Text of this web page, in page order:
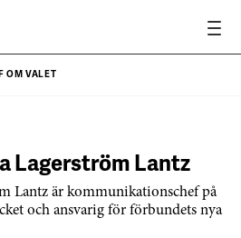
OM VALET
Lagerström Lantz
Lantz är kommunikationschef på
och ansvarig för förbundets nya